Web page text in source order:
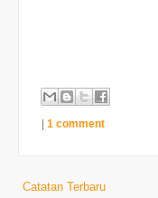
| 1 comment
Catatan Terbaru